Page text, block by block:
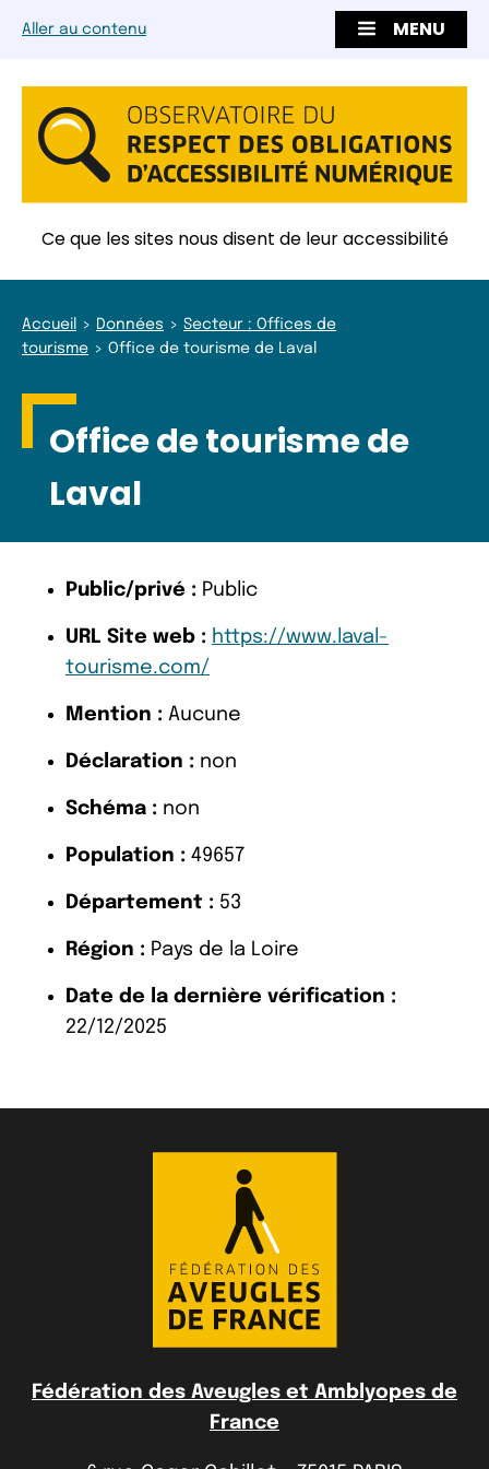
Aller au contenu MENU
Ce que les sites nous disent de leur accessibilité
Accueil Données
Secteur : Offices de
tourisme
Office de tourisme de Laval
Office de tourisme de
Laval
Public/privé : Public
URL Site web : https://www.laval-
tourisme.com/
Mention : Aucune
Déclaration : non
Schéma : non
Population : 49657
Département : 53
Région : Pays de la Loire
Date de la dernière vérification :
22/12/2025
Fédération des Aveugles et Amblyopes de
France